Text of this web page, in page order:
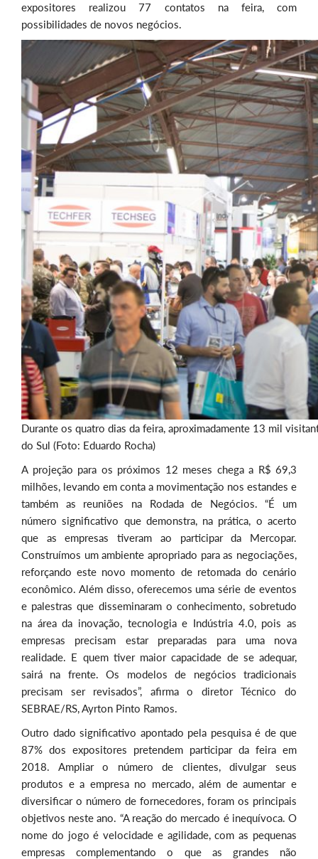
expositores realizou 77 contatos na feira, com
possibilidades de novos negócios.
Durante os quatro dias da feira, aproximadamente 13 mil
do Sul (Foto: Eduardo Rocha)
A projeção para os próximos 12 meses chega a R$ 69,3
milhões, levando em conta a movimentação nos estandes e
também as reuniões na Rodada de Negócios. “É um
número significativo que demonstra, na prática, o acerto
que as empresas tiveram ao participar da Mercopar.
Construímos um ambiente apropriado para as negociações,
reforçando este novo momento de retomada do cenário
econômico. Além disso, oferecemos uma série de eventos
e palestras que disseminaram o conhecimento, sobretudo
na área da inovação, tecnologia e Indústria 4.0, pois as
empresas precisam estar preparadas para uma nova
realidade. E quem tiver maior capacidade de se adequar,
sairá na frente. Os modelos de negócios tradicionais
precisam ser revisados”, afirma o diretor Técnico do
SEBRAE/RS, Ayrton Pinto Ramos.
Outro dado significativo apontado pela pesquisa é de que
87% dos expositores pretendem participar da feira em
2018. Ampliar o número de clientes, divulgar seus
produtos e a empresa no mercado, além de aumentar e
diversificar o número de fornecedores, foram os principais
objetivos neste ano. “A reação do mercado é inequívoca. O
nome do jogo é velocidade e agilidade, com as pequenas
empresas complementando o que as grandes não